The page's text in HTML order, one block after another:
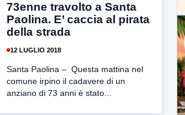
73enne travolto a Santa
Paolina. E’ caccia al pirata
della strada
12 LUGLIO 2018
Santa Paolina – Questa mattina nel
comune irpino il cadavere di un
anziano di 73 anni è stato...